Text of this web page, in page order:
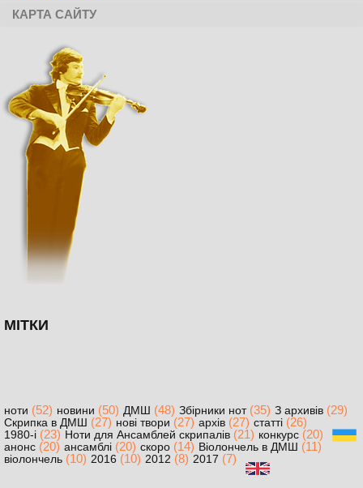
КАРТА САЙТУ
МІТКИ
ноти (52) новини (50) ДМШ (48) Збірники нот(35) З архивів (29)
Скрипка в ДМШ (27) нові твори (27) архів (27) статті (26)
1980-і (23) Ноти для Ансамблей скрипалів (21) конкурс (20)
анонс (20) ансамблі (20) скоро (14) Віолончель в ДМШ (11)
віолончель (10) 2016 (10) 2012 (8) 2017 (7)